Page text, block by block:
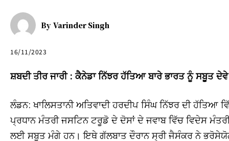
By Varinder Singh
16/11/2023
ਸ਼ਬਦੀ ਤੀਰ ਜਾਰੀ : ਕੈਨੇਡਾ ਨਿੱਝਰ ਹੱਤਿਆ ਬਾਰੇ ਭਾਰਤ ਨੂੰ ਸਬੂਤ ਦੇਵੇ
ਲੰਡਨ: ਖਾਲਿਸਤਾਨੀ ਅਤਿਵਾਦੀ ਹਰਦੀਪ ਸਿੰਘ ਨਿੱਝਰ ਦੀ ਹੱਤਿਆ
ਪ੍ਰਧਾਨ ਮੰਤਰੀ ਜਸਟਿਨ ਟਰੂਡੋ ਦੇ ਦੋਸਾਂ ਦੇ ਜਵਾਬ ਵਿੱਚ ਵਿਦੇਸ
ਲਈ ਸਬੂਤ ਮੰਗੇ ਹਨ। ਇਥੇ ਗੱਲਬਾਤ ਦੌਰਾਨ ਸ੍ਰੀ ਜੈਸੰਕਰ ਨੇ